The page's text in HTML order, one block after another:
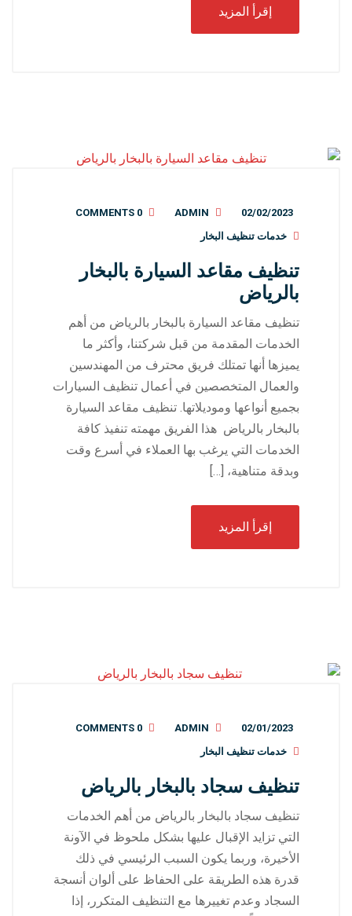
إقرأ المزيد
02/02/2023
ADMIN
0 COMMENTS
خدمات تنظيف البخار
تنظيف مقاعد السيارة بالبخار
بالرياض
تنظيف مقاعد السيارة بالبخار بالرياض من أهم
الخدمات المقدمة من قبل شركتنا، وأكثر ما
يميزها أنها تمتلك فريق محترف من المهندسين
والعمال المتخصصين في أعمال تنظيف السيارات
بجميع أنواعها وموديلاتها. تنظيف مقاعد السيارة
بالبخار بالرياض هذا الفريق مهمته تنفيذ كافة
الخدمات التي يرغب بها العملاء في أسرع وقت
وبدقة متناهية، […]
إقرأ المزيد
02/01/2023
ADMIN
0 COMMENTS
خدمات تنظيف البخار
تنظيف سجاد بالبخار بالرياض
تنظيف سجاد بالبخار بالرياض من أهم الخدمات
التي تزايد الإقبال عليها بشكل ملحوظ في الآونة
الأخيرة، وربما يكون السبب الرئيسي في ذلك
قدرة هذه الطريقة على الحفاظ على ألوان أنسجة
السجاد وعدم تغييرها مع التنظيف المتكرر، إذا